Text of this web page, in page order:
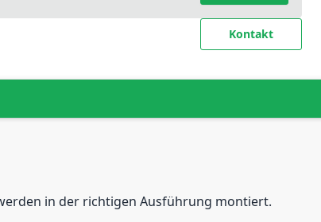
Kontakt
in der richtigen Ausführung montiert.